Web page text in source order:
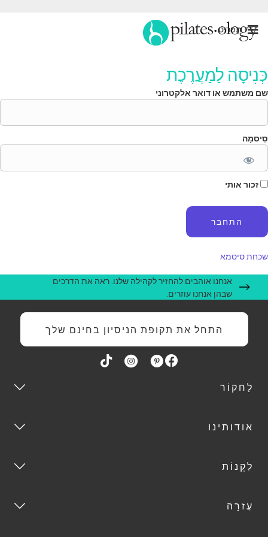
תַפרִיט
לַמַעֲרֶכֶת
משתמש או דואר אלקטרוני
זכור אותי
סיסמא
אנחנו אוהבים להחזיר לקהילה שלנו. ראה את הדרכים
שבהן אנחנו עוזרים.
התחל את תקופת הניסיון בחינם שלך
לַחקוֹר
אודותינו
לִקְנוֹת
עֶזרָה